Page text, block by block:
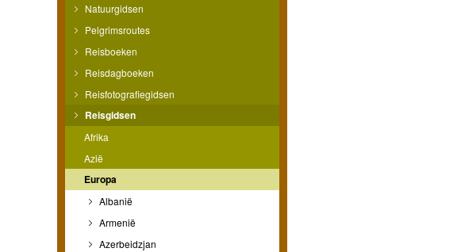
Natuurgidsen
Pelgrimsroutes
Reisboeken
Reisdagboeken
Reisfotografiegidsen
Reisgidsen
Afrika
Azië
Europa
Albanië
Armenië
Azerbeidzjan